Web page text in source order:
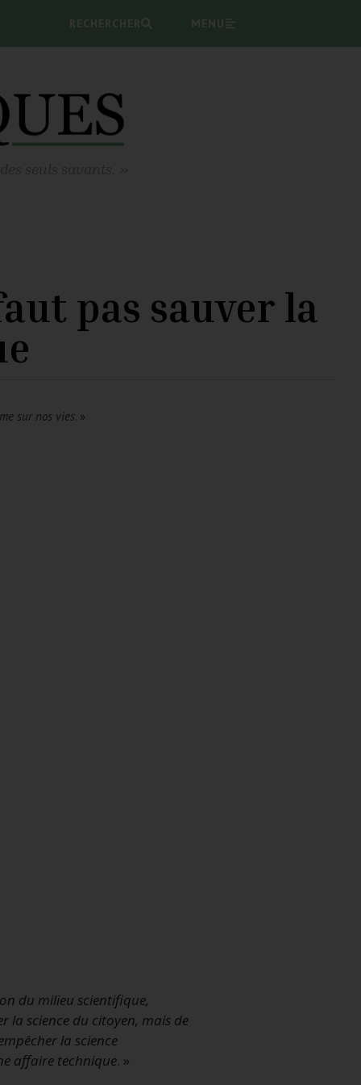
RECHERCHER MENU
seuls savants. »
pas sauver la
sur nos vies. »
du milieu scientifique,
la science du citoyen, mais de
la science
affaire technique. »